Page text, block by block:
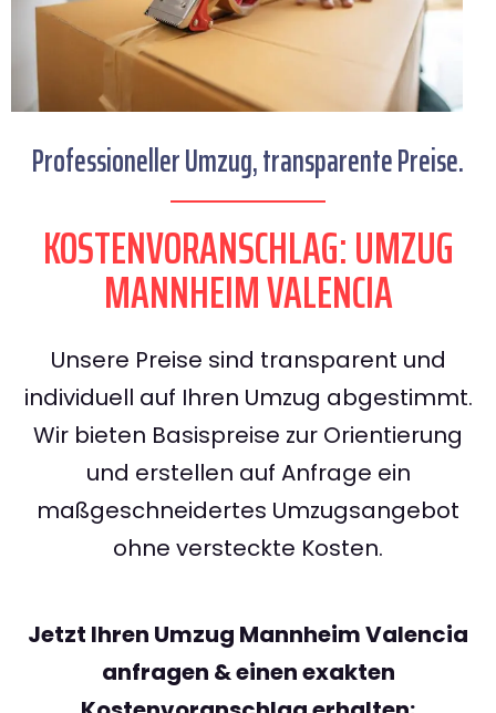
Professioneller Umzug, transparente Preise.
KOSTENVORANSCHLAG: UMZUG
MANNHEIM VALENCIA
Unsere Preise sind transparent und
individuell auf Ihren Umzug abgestimmt.
Wir bieten Basispreise zur Orientierung
und erstellen auf Anfrage ein
maßgeschneidertes Umzugsangebot
ohne versteckte Kosten.
Jetzt Ihren Umzug Mannheim Valencia
anfragen & einen exakten